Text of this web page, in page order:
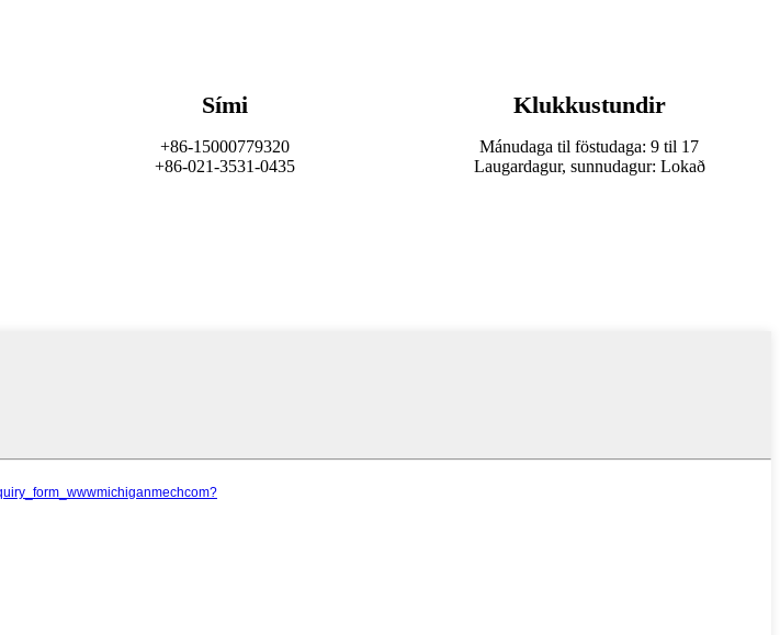
Sími
+86-15000779320
+86-021-3531-0435
Klukkustundir
Mánudaga til föstudaga: 9 til 17
Laugardagur, sunnudagur: Lokað